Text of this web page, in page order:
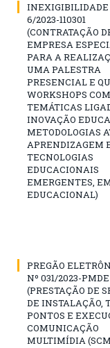
INEXIGIBILIDADE
6/2023-110301
(CONTRATAÇÃO
EMPRESA
PARA A
UMA PALESTRA
PRESENCIAL E
WORKSHOPS COM
TEMÁTICAS
INOVAÇÃO
METODOLOGIAS
APRENDIZAGEM
TECNOLOGIAS
EDUCACIONAIS
EMERGENTES,
EDUCACIONAL)
PREGÃO
Nº 031/2023-PMDE
(PRESTAÇÃO DE
DE INSTALAÇÃO,
PONTOS E
COMUNICAÇÃO
MULTIMÍDIA